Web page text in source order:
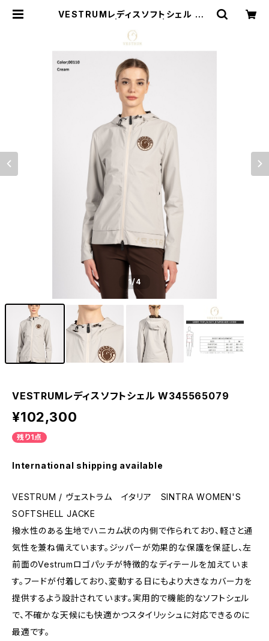
VESTRUMレディスソフトシェル W3
公式オンラインショップ | 通販
1/4
VESTRUMレディスソフトシェル W345565079
¥102,300
残り1点
International shipping available
VESTRUM / ヴェストラム イタリア SINTRA WOMEN'S
SOFTSHELL JACKE
撥水性のある生地でハニカム状の内側で作られており、軽さと通
気性を兼ね備えています。ジッパーが効果的な保護を保証し、左
前面のVestrumロゴパッチが特徴的なディテールを加えていま
す。フードが付着しており、変動する日にもより大きなカバー力を
提供するよう設計されています。実用的で機能的なソフトシェル
で、不確かな天候にも快適かつスタイリッシュに対応できるのに
最適です。